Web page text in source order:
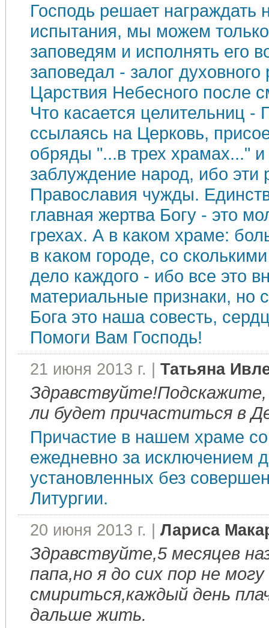
Господь решает награждать
испытания, мы можем
заповедям и исполнять его
заповедал - залог
Царствия Небесного после
Что касается целительниц -
ссылаясь на Церковь,
обряды "...в трех храмах..." и
заблуждение народ, ибо эти
Православия чужды.
главная жертва Богу - это
грехах. А в каком храме:
в каком городе, со
дело каждого - ибо все это
материальные признаки, но
Бога это наша совесть,
Помоги Вам Господь!
21 июня 2013 г. | Татьяна
ли будет причаститься в
Причастие в нашем храме
ежедневно за исключением
установленных без
Литургии.
20 июня 2013 г. | Лариса
Здравствуйте,5 месяцев
папа,но я до сих пор не
смириться,каждый день
дальше жить.